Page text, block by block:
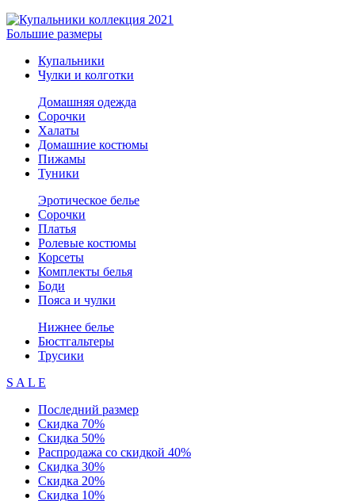
Большие размеры
Купальники
Чулки и колготки
Домашняя одежда
Сорочки
Халаты
Домашние костюмы
Пижамы
Туники
Эротическое белье
Сорочки
Платья
Ролевые костюмы
Корсеты
Комплекты белья
Боди
Пояса и чулки
Нижнее белье
Бюстгальтеры
Трусики
S A L E
Последний размер
Скидка 70%
Скидка 50%
Распродажа со скидкой 40%
Скидка 30%
Скидка 20%
Скидка 10%